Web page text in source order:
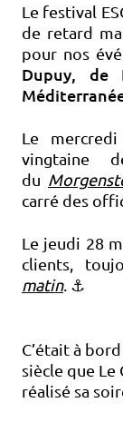
Le festival
de retard
pour nos
Dupuy, de
Le
vingtaine
du
carré des
Le jeudi 28
clients,
matin. ⚓
C’était à
siècle que
réalisé sa